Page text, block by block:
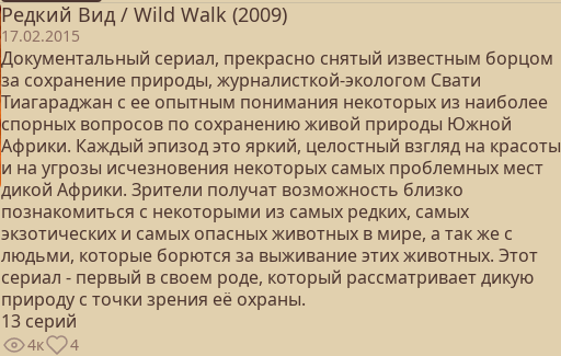
Редкий Вид / Wild Walk (2009)
17.02.2015
Документальный сериал, прекрасно снятый известным борцом
за сохранение природы, журналисткой-экологом Свати
Тиагараджан с ее опытным понимания некоторых из наиболее
спорных вопросов по сохранению живой природы Южной
Африки. Каждый эпизод это яркий, целостный взгляд на красоты
и на угрозы исчезновения некоторых самых проблемных мест
дикой Африки. Зрители получат возможность близко
познакомиться с некоторыми из самых редких, самых
экзотических и самых опасных животных в мире, а так же с
людьми, которые борются за выживание этих животных. Этот
сериал - первый в своем роде, который рассматривает дикую
природу с точки зрения её охраны.
13 серий
4к 4